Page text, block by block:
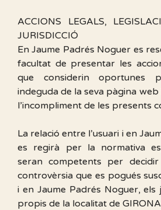
ACCIONS LEGALS,
JURISDICCIÓ
En Jaume Padrés Noguer es
facultat de presentar les
que considerin oportunes
indeguda de la seva pàgina
l’incompliment de les presents
La relació entre l’usuari i en
es regirà per la normativa
seran competents per
controvèrsia que es pogués
i en Jaume Padrés Noguer,
propis de la localitat de